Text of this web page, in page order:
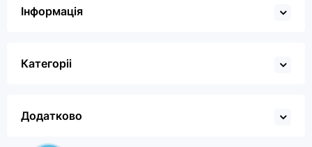
Інформація
Категоріі
Додатково